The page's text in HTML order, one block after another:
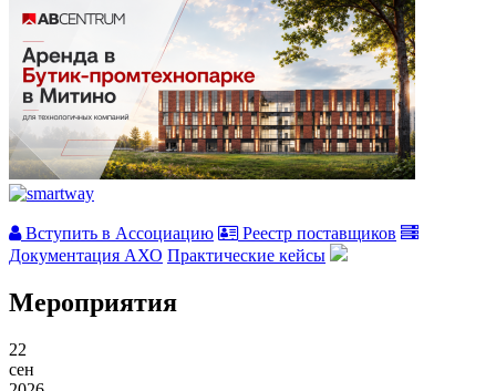
Вступить в Ассоциацию
Реестр поставщиков
Документация АХО Практические кейсы
Мероприятия
22
сен